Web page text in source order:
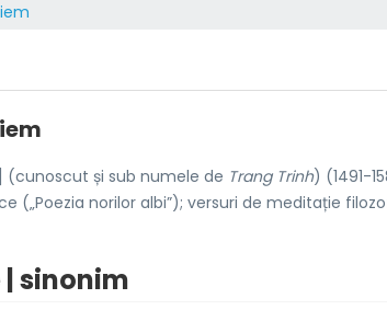
(cunoscut și sub numele de Trang Trinh) (1491-
(„Poezia norilor albi”); versuri de meditație
sinonim